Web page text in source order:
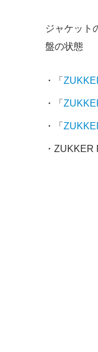
ジャケット
盤の状態
・「
・「
・「
・